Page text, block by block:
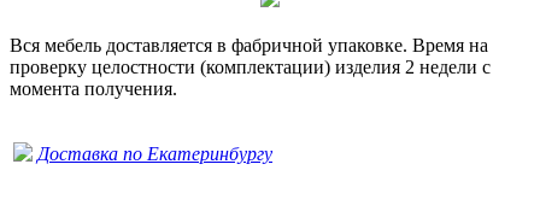
Вся мебель доставляется в фабричной упаковке. Время на
проверку целостности (комплектации) изделия 2 недели с
момента получения.
Доставка по Екатеринбургу